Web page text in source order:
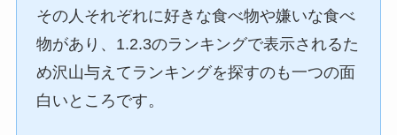
その人それぞれに好きな食べ物や嫌いな食べ
物があり、1.2.3のランキングで表示されるた
め沢山与えてランキングを探すのも一つの面
白いところです。